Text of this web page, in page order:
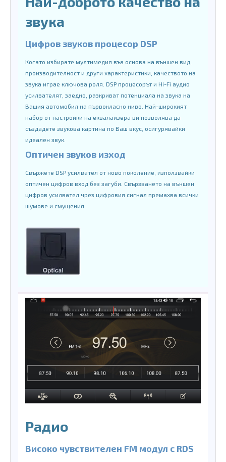
звука
Цифров звуков процесор DSP
Когато избирате мултимедия въз основа на външен вид,
производителност и други характеристики, качеството на
звука играе ключова роля. DSP процесорът и Hi-Fi аудио
усилвателят, заедно, разкриват потенциала на звука на
Вашия автомобил на първокласно ниво. Най-широкият
набор от настройки на еквалайзера ви позволява да
създадете звукова картина по Ваш вкус, осигурявайки
идеален звук.
Оптичен звуков изход
Свържете DSP усилвател от ново поколение, използвайки
оптичен цифров вход без загуби. Свързването на външен
цифров усилвател чрез цифровия сигнал премахва всички
шумове и смущения.
Радио
Високо чувствителен FM модул с RDS